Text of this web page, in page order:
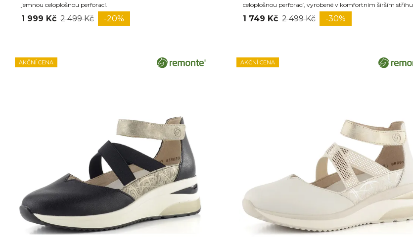
jemnou celoplošnou perforací.
1 999 Kč 2 499 Kč -20%
celoplošnou perforací, vyrobené v komfortním širším střihu.
1 749 Kč 2 499 Kč -30%
AKČNÍ CENA AKČNÍ CENA